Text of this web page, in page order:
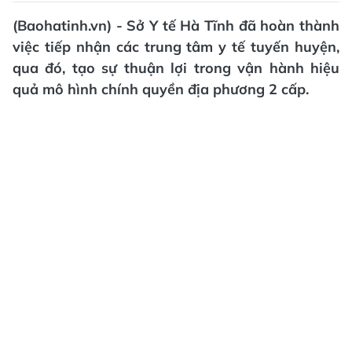
(Baohatinh.vn) - Sở Y tế Hà Tĩnh đã hoàn thành
việc tiếp nhận các trung tâm y tế tuyến huyện,
qua đó, tạo sự thuận lợi trong vận hành hiệu
quả mô hình chính quyền địa phương 2 cấp.